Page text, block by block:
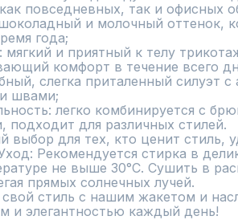
повседневных, так и офисных
и молочный оттенок,
года;
мягкий и приятный к телу
комфорт в течение всего
слегка приталенный силуэт с
швами;
легко комбинируется с
подходит для различных стилей.
выбор для тех, кто ценит стиль,
Рекомендуется стирка в
не выше 30°C. Сушить в
прямых солнечных лучей.
стиль с нашим жакетом и
и элегантностью каждый день!